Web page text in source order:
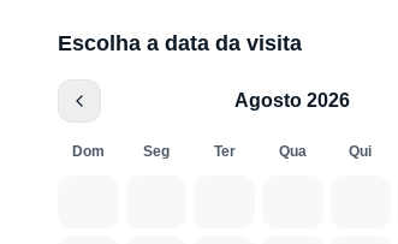
Escolha a data da visita
Agosto 2026
Dom Seg Ter Qua Qui